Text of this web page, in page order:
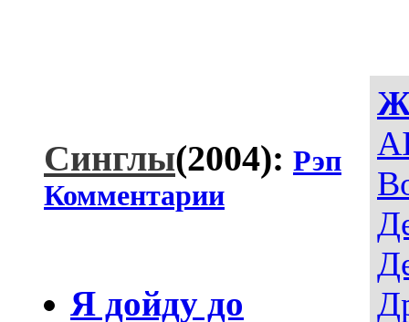
Синглы(2004): Рэп
Комментарии
Я дойду до